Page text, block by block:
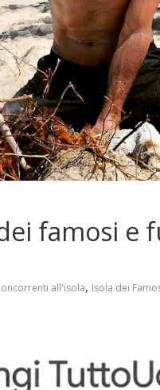
famosi e
all'isola, Isola dei